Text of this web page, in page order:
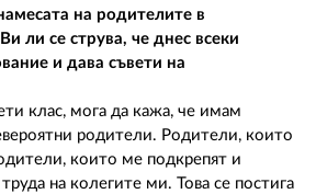
на родителите в
ли се струва, че днес всеки
и дава съвети на
клас, мога да кажа, че имам
родители. Родители, които
които ме подкрепят и
на колегите ми. Това се постига